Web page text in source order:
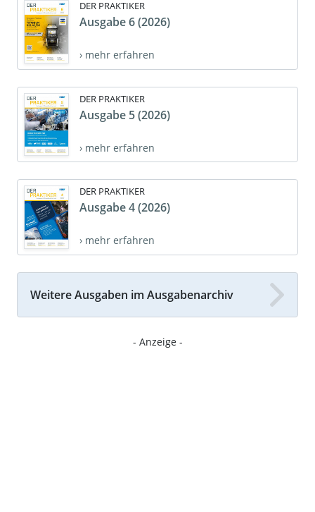
DER PRAKTIKER
Ausgabe 6 (2026)
› mehr erfahren
DER PRAKTIKER
Ausgabe 5 (2026)
› mehr erfahren
DER PRAKTIKER
Ausgabe 4 (2026)
› mehr erfahren
Weitere Ausgaben im Ausgabenarchiv
- Anzeige -